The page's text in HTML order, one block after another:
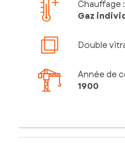
Chauffage :
Gaz
Double
Année de
1900